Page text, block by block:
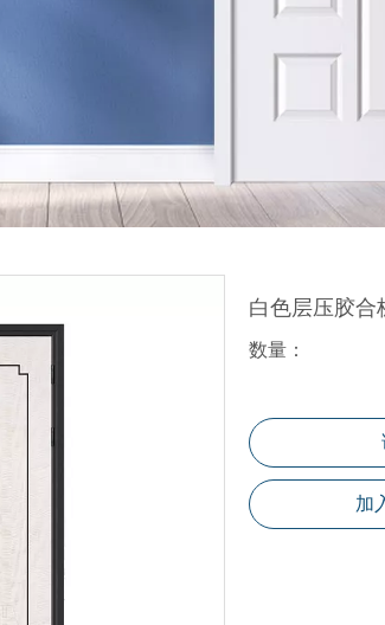
板
白色层压胶合
数量：
加